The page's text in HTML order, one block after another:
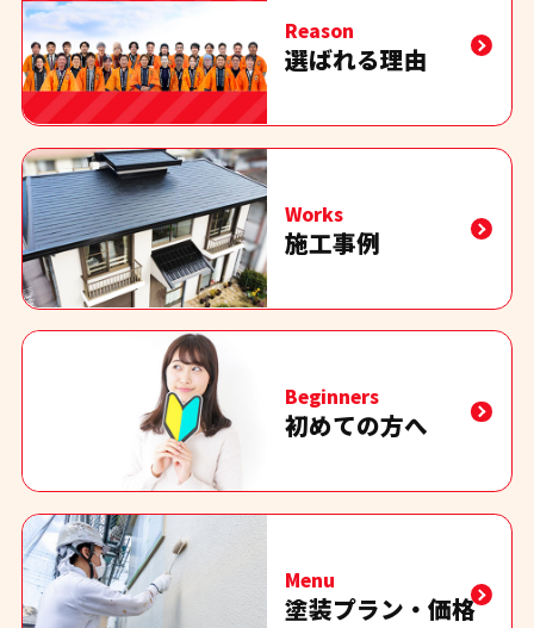
Reason
選ばれる理由
Works
施工事例
Beginners
初めての方へ
Menu
塗装プラン・価格